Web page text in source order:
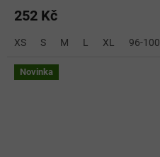
252 Kč
XS S M L XL 96-100
Novinka